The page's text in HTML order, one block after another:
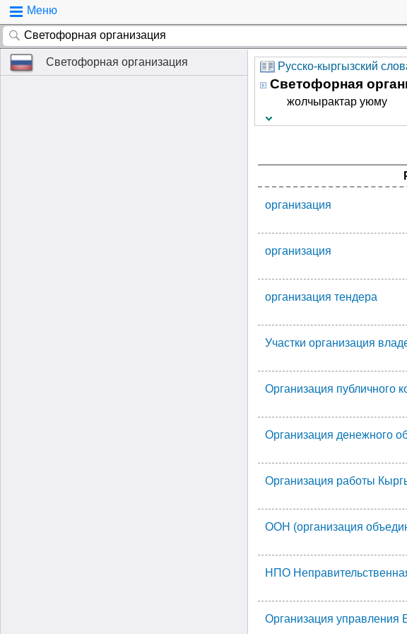
Меню
Светофорная организация Русско-кыргызский
Светофорная
жолчырактар уюму
организация
организация
организация тендера
Участки организация
Организация публичного
Организация денежного
Организация работы
ООН (организация
НПО
Организация управления